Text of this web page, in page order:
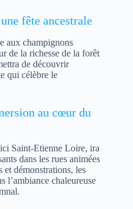
fête ancestrale
aux champignons
de la richesse de la forêt
de découvrir
qui célèbre le
au cœur du
Saint-Etienne Loire, ira
dans les rues animées
et démonstrations, les
l’ambiance chaleureuse